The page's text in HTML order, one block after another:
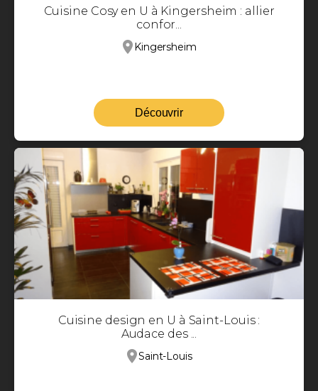
Cuisine Cosy en U à Kingersheim : allier
confor...
Kingersheim
Découvrir
Cuisine design en U à Saint-Louis :
Audace des ...
Saint-Louis